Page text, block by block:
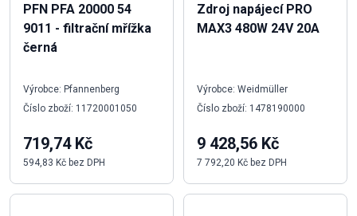
PFN PFA 20000 54
9011 - filtrační mřížka
černá
Výrobce: Pfannenberg
Číslo zboží: 11720001050
719,74 Kč
594,83 Kč bez DPH
Zdroj napájecí PRO
MAX3 480W 24V 20A
Výrobce: Weidmüller
Číslo zboží: 1478190000
9 428,56 Kč
7 792,20 Kč bez DPH